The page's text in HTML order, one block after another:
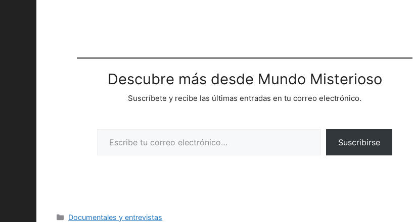
Descubre más desde Mundo Misterioso
Suscríbete y recibe las últimas entradas en tu correo electrónico.
Suscribirse
Categorías
Documentales y entrevistas